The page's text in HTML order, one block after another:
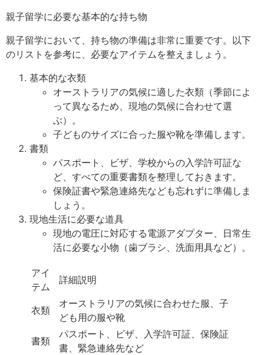
親子留学に必要な基本的な持ち物
親子留学において、持ち物の準備は非常に重要です。以下
のリストを参考に、必要なアイテムを整えましょう。
基本的な衣類
オーストラリアの気候に適した衣類（季節によ
って異なるため、現地の気候に合わせて選
ぶ）。
子どものサイズに合った服や靴を準備します。
書類
パスポート、ビザ、学校からの入学許可証な
ど、すべての重要書類を整理しておきます。
保険証書や緊急連絡先なども忘れずに準備しま
しょう。
現地生活に必要な道具
現地の電圧に対応する電源アダプター、日常生
活に必要な小物（歯ブラシ、洗面用具など）。
アイ
テム
詳細説明
衣類
オーストラリアの気候に合わせた服、子
ども用の服や靴
書類
パスポート、ビザ、入学許可証、保険証
書、緊急連絡先など